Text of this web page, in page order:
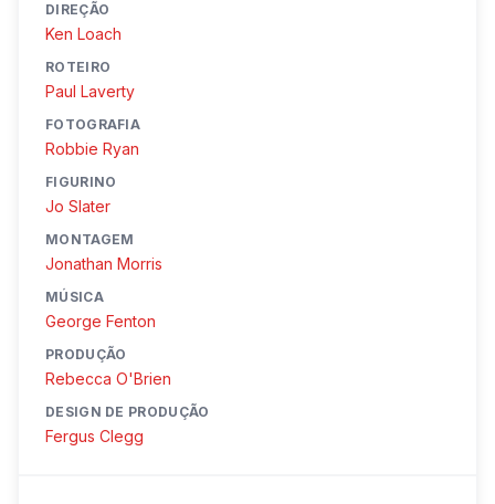
DIREÇÃO
Ken Loach
ROTEIRO
Paul Laverty
FOTOGRAFIA
Robbie Ryan
FIGURINO
Jo Slater
MONTAGEM
Jonathan Morris
MÚSICA
George Fenton
PRODUÇÃO
Rebecca O'Brien
DESIGN DE PRODUÇÃO
Fergus Clegg